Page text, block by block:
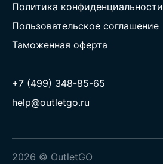
Политика конфиденциальности
Пользовательское соглашение
Таможенная оферта
+7 (499) 348-85-65
help@outletgo.ru
2026 © OutletGO